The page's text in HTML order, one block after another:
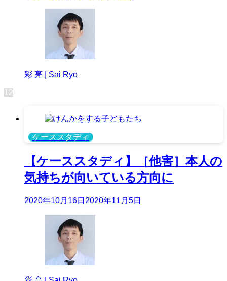
彩 亮 | Sai Ryo
1 2
ケーススタディ
【ケーススタディ】［他害］本人の
気持ちが向いている方向に
2020年10月16日 2020年11月5日